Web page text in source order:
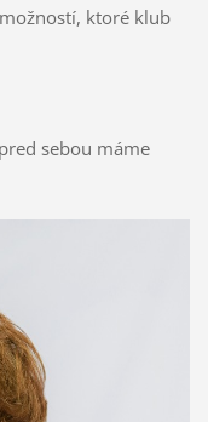
ktoré klub
sebou máme